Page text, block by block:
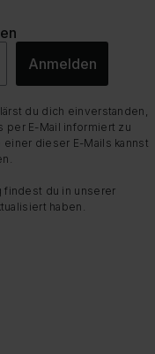
Anmelden
du dich einverstanden,
per E-Mail informiert zu
dieser E-Mails kannst
findest du in unserer
haben.